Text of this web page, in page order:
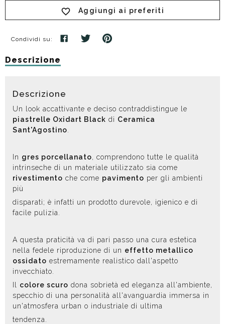
Aggiungi ai preferiti
Condividi su:
Descrizione
Descrizione
Un look accattivante e deciso contraddistingue le
piastrelle Oxidart Black di Ceramica
Sant'Agostino
In gres porcellanato, comprendono tutte le qualità
intrinseche di un materiale utilizzato sia come
rivestimento che come pavimento per gli ambienti
più
disparati; è infatti un prodotto durevole, igienico e di
facile pulizia.
A questa praticità va di pari passo una cura estetica
nella fedele riproduzione di un effetto metallico
ossidato estremamente realistico dall'aspetto
invecchiato.
Il colore scuro dona sobrietà ed eleganza all'ambiente,
specchio di una personalità all'avanguardia immersa in
un'atmosfera urban o industriale di ultima
tendenza.